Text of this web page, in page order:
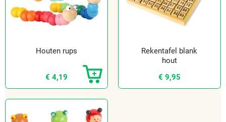
Houten rups
€ 4,19
Rekentafel blank
hout
€ 9,95